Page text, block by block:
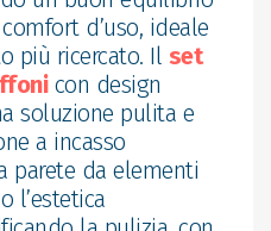
d’uso, ideale
più ricercato. Il set
con design
soluzione pulita e
a incasso
parete da elementi
l’estetica